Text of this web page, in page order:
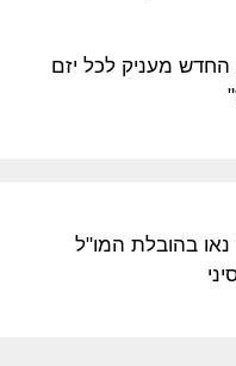
מעניק לכל יזם
נאו בהובלת המו"ל